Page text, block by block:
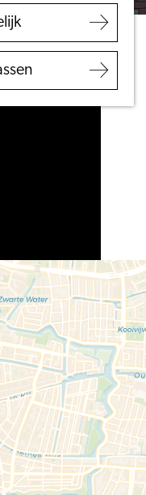
VVV Leiden
Bereikbaarheid
Regio Leiden